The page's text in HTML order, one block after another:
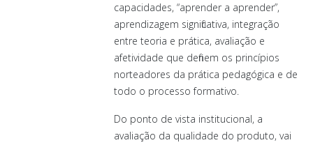
capacidades, “aprender a aprender”,
aprendizagem significativa, integração
entre teoria e prática, avaliação e
afetividade que definem os princípios
norteadores da prática pedagógica e de
todo o processo formativo.
Do ponto de vista institucional, a
avaliação da qualidade do produto, vai